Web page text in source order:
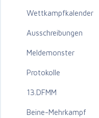
Wettkampfkalender
Ausschreibungen
Meldemonster
Protokolle
13.DFMM
Beine-Mehrkampf